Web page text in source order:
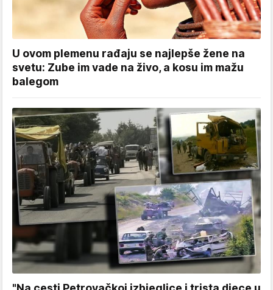
U ovom plemenu rađaju se najlepše žene na
svetu: Zube im vade na živo, a kosu im mažu
balegom